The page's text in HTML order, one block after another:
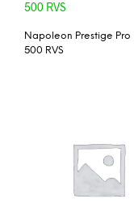
Napoleon Prestige Pro
500 RVS